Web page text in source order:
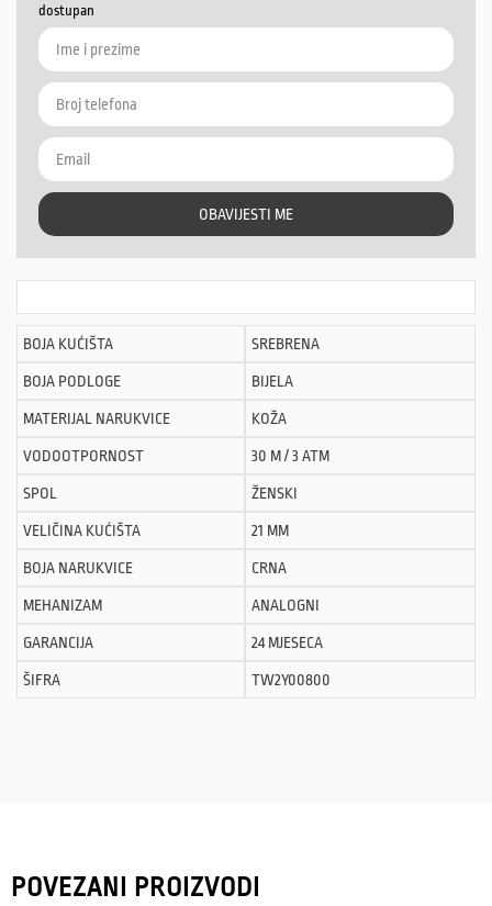
dostupan
OBAVIJESTI ME
BOJA KUĆIŠTA SREBRENA
BOJA PODLOGE BIJELA
MATERIJAL NARUKVICE KOŽA
VODOOTPORNOST 30 M / 3 ATM
SPOL ŽENSKI
VELIČINA KUĆIŠTA 21 MM
BOJA NARUKVICE CRNA
MEHANIZAM ANALOGNI
GARANCIJA 24 MJESECA
ŠIFRA TW2Y00800
POVEZANI PROIZVODI